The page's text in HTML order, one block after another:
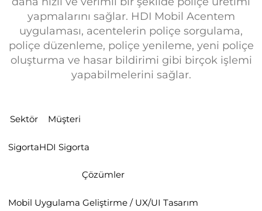
yapmalarını sağlar. HDI Mobil Acentem
uygulaması, acentelerin poliçe sorgulama,
poliçe düzenleme, poliçe yenileme, yeni poliçe
oluşturma ve hasar bildirimi gibi birçok işlemi
yapabilmelerini sağlar.
Sektör
Sigorta
Müşteri
HDI Sigorta
Çözümler
Mobil Uygulama Geliştirme / UX/UI Tasarım